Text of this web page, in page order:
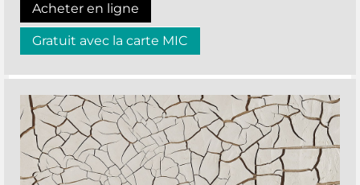
Acheter en ligne
Gratuit avec la carte MIC